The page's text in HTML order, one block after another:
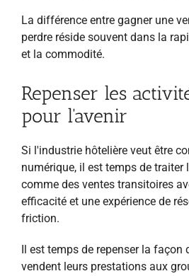
La différence entre gagner une
perdre réside souvent dans la
et la commodité.
Repenser les
pour l'avenir
Si l'industrie hôtelière veut être
numérique, il est temps de traiter
comme des ventes transitoires
efficacité et une expérience de
friction.
Il est temps de repenser la façon
vendent leurs prestations aux